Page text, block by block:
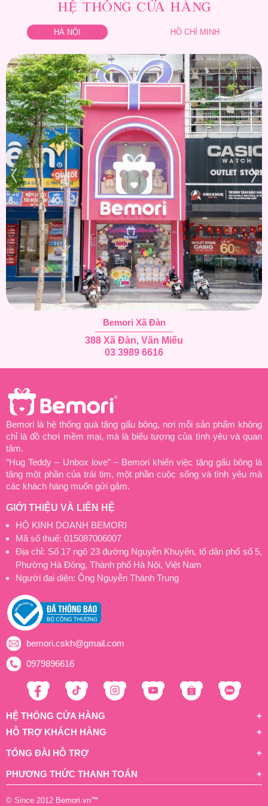
HỆ THỐNG CỬA HÀNG
HÀ NỘI HỒ CHÍ MINH
Bemori Xã Đàn
388 Xã Đàn, Văn Miếu
03 3989 6616
Bemori là hệ thống quà tặng gấu bông, nơi mỗi sản phẩm không
chỉ là đồ chơi mềm mại, mà là biểu tượng của tình yêu và quan
tâm.
“Hug Teddy – Unbox love” – Bemori khiến việc tặng gấu bông là
tặng một phần của trái tim, một phần cuộc sống và tình yêu mà
các khách hàng muốn gửi gắm.
GIỚI THIỆU VÀ LIÊN HỆ
HỘ KINH DOANH BEMORI
Mã số thuế: 015087006007
Địa chỉ: Số 17 ngõ 23 đường Nguyễn Khuyến, tổ dân phố số 5,
Phường Hà Đông, Thành phố Hà Nội, Việt Nam
Người đại diện: Ông Nguyễn Thành Trung
bemori.cskh@gmail.com
0979896616
HỆ THỐNG CỬA HÀNG
HỖ TRỢ KHÁCH HÀNG
TỔNG ĐÀI HỖ TRỢ
PHƯƠNG THỨC THANH TOÁN
© Since 2012 Bemori.vn™